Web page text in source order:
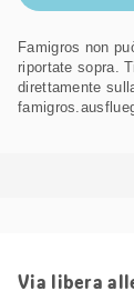
Famigros non
riportate sopra.
direttamente
Via libera